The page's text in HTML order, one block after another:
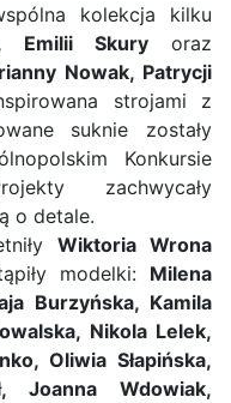
kolekcja kilku
Emilii Skuryoraz
Nowak, Patrycji
strojami z
suknie zostały
Konkursie
zachwycały
o detale.
Wiktoria Wrona
modelki: Milena
Burzyńska, Kamila
Nikola Lelek,
Oliwia Słapińska,
Joanna Wdowiak,